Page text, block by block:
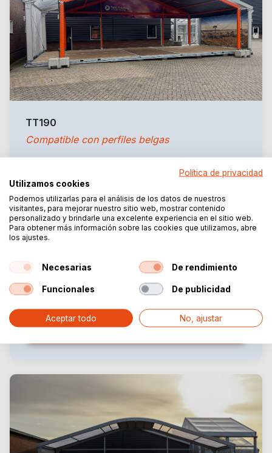
TT190
Compatible con perfiles belgas
Popular en Bélgica
Perfecta para empresas belgas. Compatible con los
sistemas de perfiles belgas, lo que permite combinar
metros, es ideal para grandes eventos y flotas
profesionales de alquiler.
Más sobre la TT190
Política de privacidad
Utilizamos cookies
Podemos utilizarlas para el análisis de los datos de nuestros
visitantes, para mejorar nuestro sitio web, mostrar contenido
personalizado y brindarle una excelente experiencia en el sitio web.
Para obtener más información sobre las cookies que utilizamos, abre
los ajustes.
Necesarias De rendimiento
Funcionales De publicidad
Aceptar todo No, ajustar